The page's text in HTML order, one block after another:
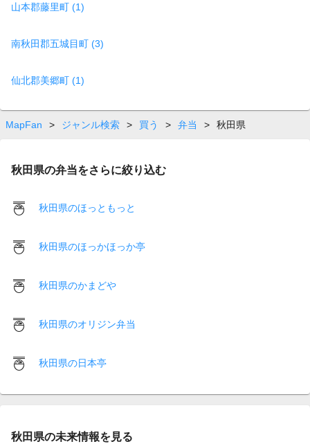
山本郡藤里町 (1)
南秋田郡五城目町 (3)
仙北郡美郷町 (1)
MapFan > ジャンル検索 > 買う > 弁当 > 秋田県
秋田県の弁当をさらに絞り込む
秋田県のほっともっと
秋田県のほっかほっか亭
秋田県のかまどや
秋田県のオリジン弁当
秋田県の日本亭
秋田県の未来情報を見る